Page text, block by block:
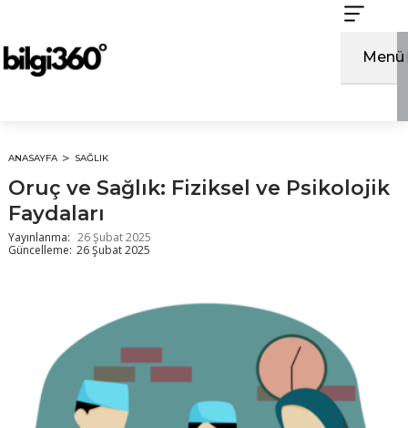
Menü
ANASAYFA SAĞLIK
Oruç ve Sağlık: Fiziksel ve Psikolojik
Faydaları
Yayınlanma: 26 Şubat 2025
Güncelleme: 26 Şubat 2025